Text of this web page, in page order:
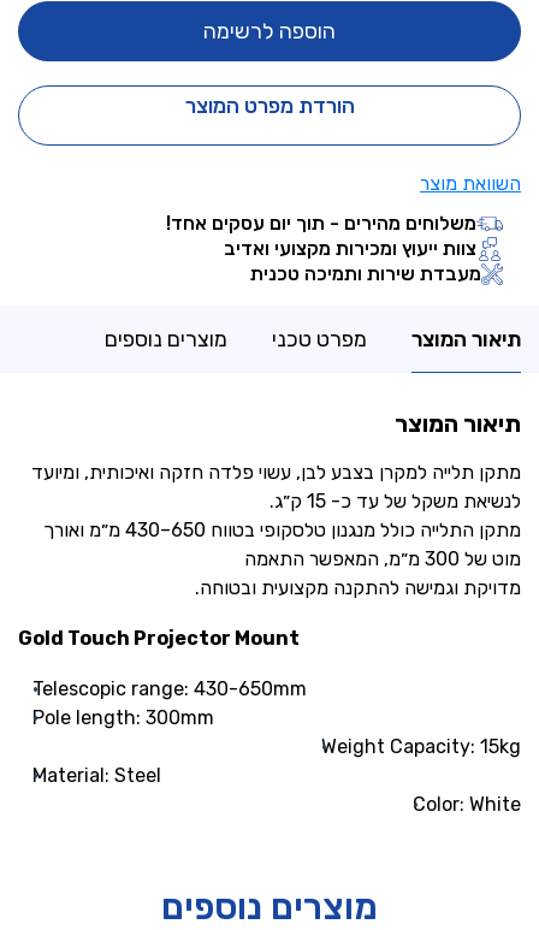
הוספה לרשימה
הורדת מפרט המוצר
השוואת מוצר
משלוחים מהירים - תוך יום עסקים אחד!
צוות ייעוץ ומכירות מקצועי ואדיב
מעבדת שירות ותמיכה טכנית
תיאור המוצר מפרט טכני מוצרים נוספים
תיאור המוצר
מתקן תלייה למקרן בצבע לבן, עשוי פלדה חזקה ואיכותית, ומיועד
לנשיאת משקל של עד כ- ‎15 ק״ג.
מתקן התלייה כולל מנגנון טלסקופי בטווח ‎430–650 מ״מ ואורך
מוט של ‎300 מ״מ, המאפשר התאמה
מדויקת וגמישה להתקנה מקצועית ובטוחה.
Gold Touch Projector Mount
Telescopic range: 430-650mm
Pole length: 300mm
Weight Capacity: 15kg
Material: Steel
Color: White
מוצרים נוספים